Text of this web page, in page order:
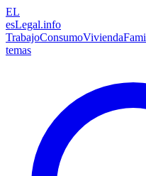
EL
esLegal.info
TrabajoConsumoVivienda
temas